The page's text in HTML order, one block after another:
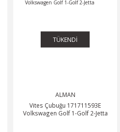
TÜKENDİ
ALMAN
Vites Çubuğu 171711593E
Volkswagen Golf 1-Golf 2-Jetta